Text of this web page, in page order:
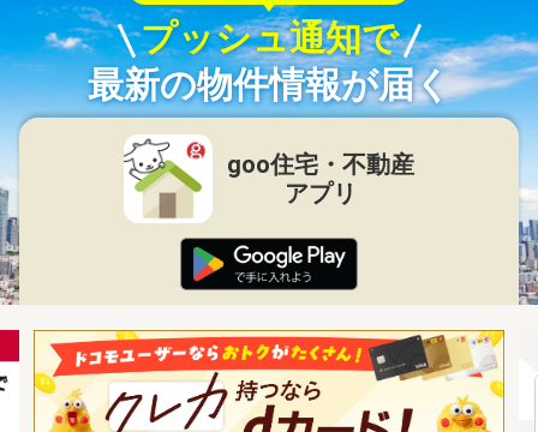
プッシュ通知で
最新の物件情報が届く
goo住宅・不動産
アプリ